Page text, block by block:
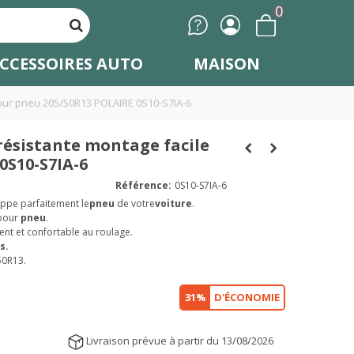
0
AUTO MAISON
205/50R13 POLAIRE 0S10-S7IA-6
montage facile
S7IA-6
Référence: 0S10-S7IA-6
parfaitement lepneu de votrevoiture.
pneu.
et confortable au roulage.
31% D'ÉCONOMIE
Livraison prévue à partir du 13/08/2026